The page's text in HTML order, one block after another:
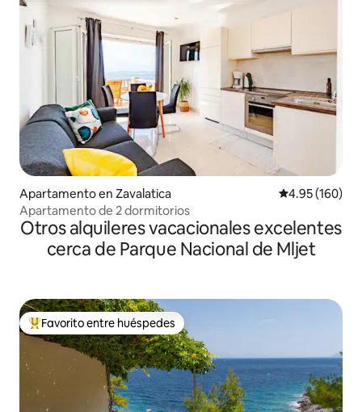
Apartamento en Zavalatica Calificación
4.95 (160)
Apartamento de 2 dormitorios
Otros alquileres vacacionales excelentes
cerca de Parque Nacional de Mljet
Favorito entre huéspedes preferido
Favorito entre huéspedes